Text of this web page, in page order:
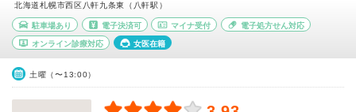
北海道札幌市西区八軒九条東（八軒駅）
駐車場あり 電子決済可 マイナ受付 電子処方せん対応
オンライン診療対応 女医在籍
土曜（〜13:00）